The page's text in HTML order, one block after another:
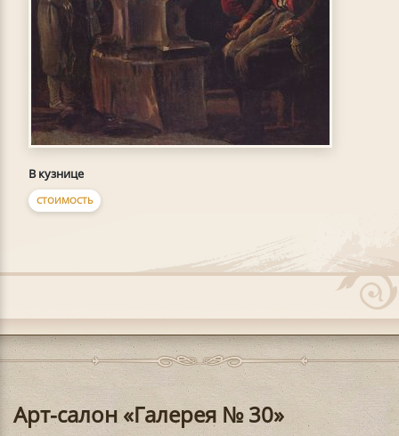
В кузнице
СТОИМОСТЬ
Арт-салон «Галерея № 30»